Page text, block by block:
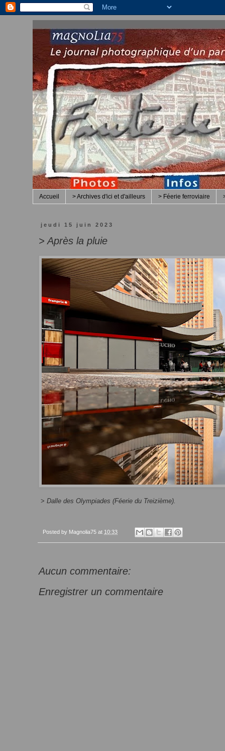
Accueil > Archives d'ici et d'ailleurs > Féerie ferroviaire
jeudi 15 juin 2023
> Après la pluie
> Dalle des Olympiades (Féerie du Treizième).
Posted by Magnolia75 at 10:33
Aucun commentaire:
Enregistrer un commentaire